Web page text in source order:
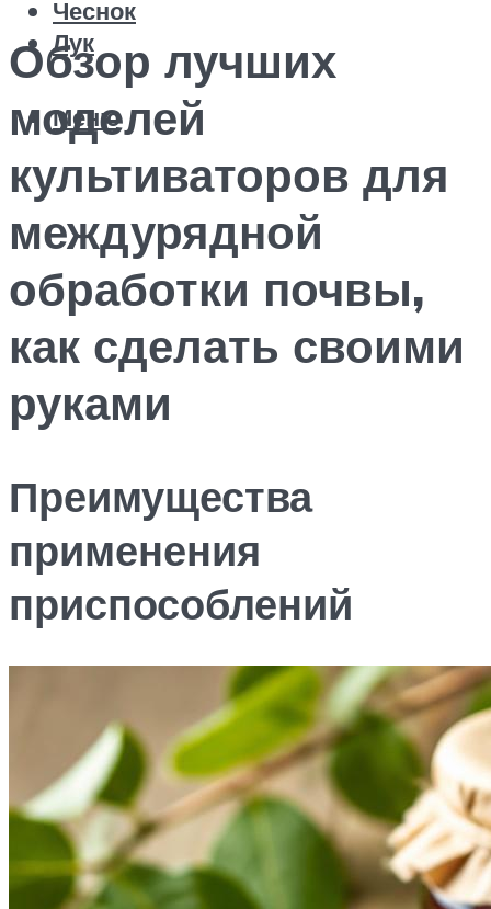
Чеснок
Лук
Меню
Обзор лучших
моделей
культиваторов для
междурядной
обработки почвы,
как сделать своими
руками
Преимущества
применения
приспособлений